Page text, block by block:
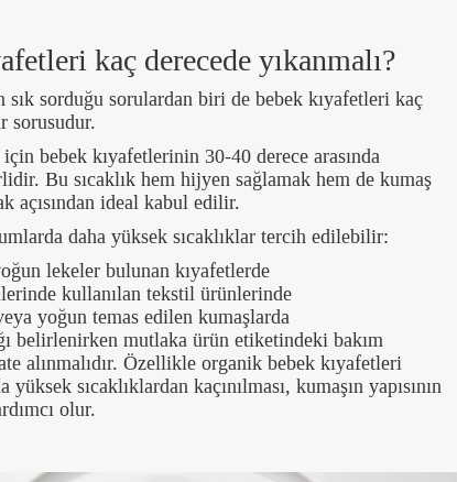
kaç derecede yıkanmalı?
sık sorduğu sorulardan biri de bebek kıyafetleri kaç
sorusudur.
bebek kıyafetlerinin 30-40 derece arasında
Bu sıcaklık hem hijyen sağlamak hem de kumaş
açısından ideal kabul edilir.
daha yüksek sıcaklıklar tercih edilebilir:
lekeler bulunan kıyafetlerde
kullanılan tekstil ürünlerinde
yoğun temas edilen kumaşlarda
belirlenirken mutlaka ürün etiketindeki bakım
alınmalıdır. Özellikle organik bebek kıyafetleri
yüksek sıcaklıklardan kaçınılması, kumaşın yapısının
olur.